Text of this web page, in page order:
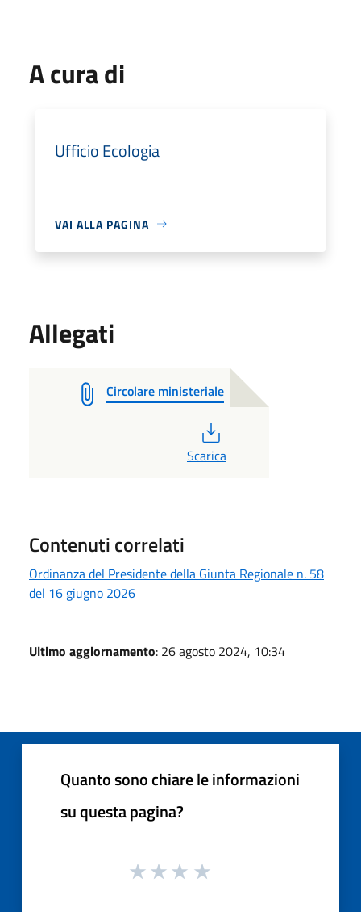
A cura di
Ufficio Ecologia
VAI ALLA PAGINA
Allegati
Circolare ministeriale
Scarica
Contenuti correlati
Ordinanza del Presidente della Giunta Regionale n. 58
del 16 giugno 2026
Ultimo aggiornamento: 26 agosto 2024, 10:34
Quanto sono chiare le informazioni
su questa pagina?